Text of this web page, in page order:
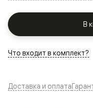
В
Что входит в комплект?
Доставка и оплата